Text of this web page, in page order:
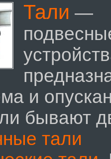
Тали —
и
бывают
тали